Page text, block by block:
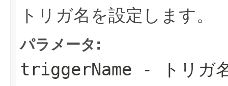
トリガ名を設定します。
パラメータ:
triggerName - トリガ